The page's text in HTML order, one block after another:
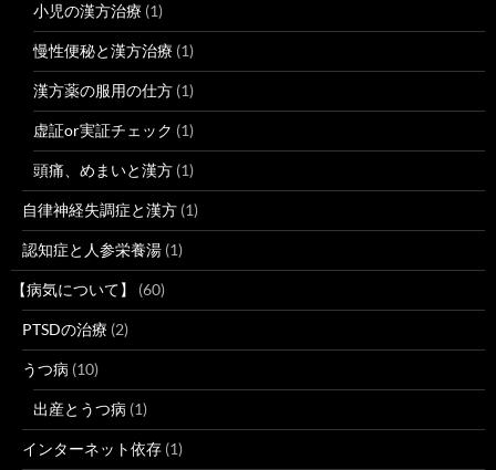
小児の漢方治療 (1)
慢性便秘と漢方治療 (1)
漢方薬の服用の仕方 (1)
虚証or実証チェック (1)
頭痛、めまいと漢方 (1)
自律神経失調症と漢方 (1)
認知症と人参栄養湯 (1)
【病気について】 (60)
PTSDの治療 (2)
うつ病 (10)
出産とうつ病 (1)
インターネット依存 (1)